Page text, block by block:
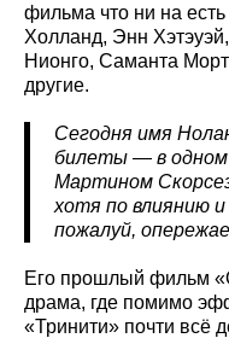
фильма что ни на
Холланд, Энн
Нионго, Саманта
другие.
Сегодня имя
билеты — в одном
Мартином
хотя по влиянию и
пожалуй,
Его прошлый фильм
драма, где помимо
«Тринити» почти всё